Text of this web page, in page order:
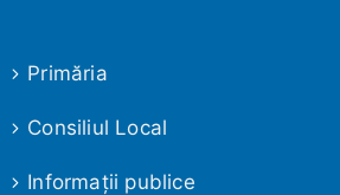
Primăria
Consiliul Local
Informaţii publice